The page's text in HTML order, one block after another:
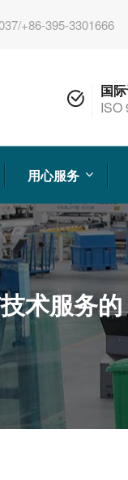
+86-395-3301666
国
ISO
用心服务
术服务的